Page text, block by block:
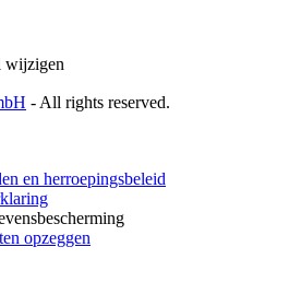
wijzigen
- All rights reserved.
en herroepingsbeleid
opzeggen